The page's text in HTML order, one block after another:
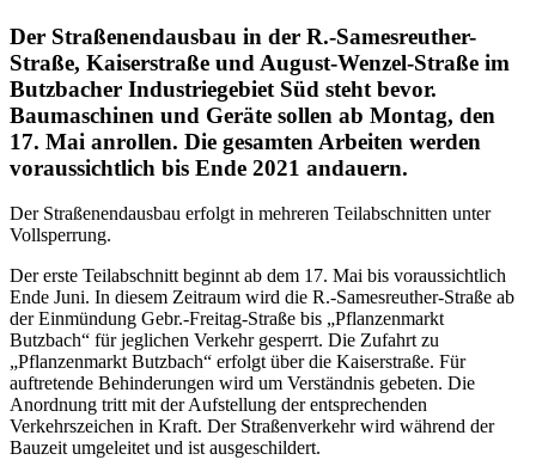
Der Straßenendausbau in der R.-Samesreuther-
Straße, Kaiserstraße und August-Wenzel-Straße im
Butzbacher Industriegebiet Süd steht bevor.
Baumaschinen und Geräte sollen ab Montag, den
17. Mai anrollen. Die gesamten Arbeiten werden
voraussichtlich bis Ende 2021 andauern.
Der Straßenendausbau erfolgt in mehreren Teilabschnitten unter
Vollsperrung.
Der erste Teilabschnitt beginnt ab dem 17. Mai bis voraussichtlich
Ende Juni. In diesem Zeitraum wird die R.-Samesreuther-Straße ab
der Einmündung Gebr.-Freitag-Straße bis „Pflanzenmarkt
Butzbach“ für jeglichen Verkehr gesperrt. Die Zufahrt zu
„Pflanzenmarkt Butzbach“ erfolgt über die Kaiserstraße. Für
auftretende Behinderungen wird um Verständnis gebeten. Die
Anordnung tritt mit der Aufstellung der entsprechenden
Verkehrszeichen in Kraft. Der Straßenverkehr wird während der
Bauzeit umgeleitet und ist ausgeschildert.